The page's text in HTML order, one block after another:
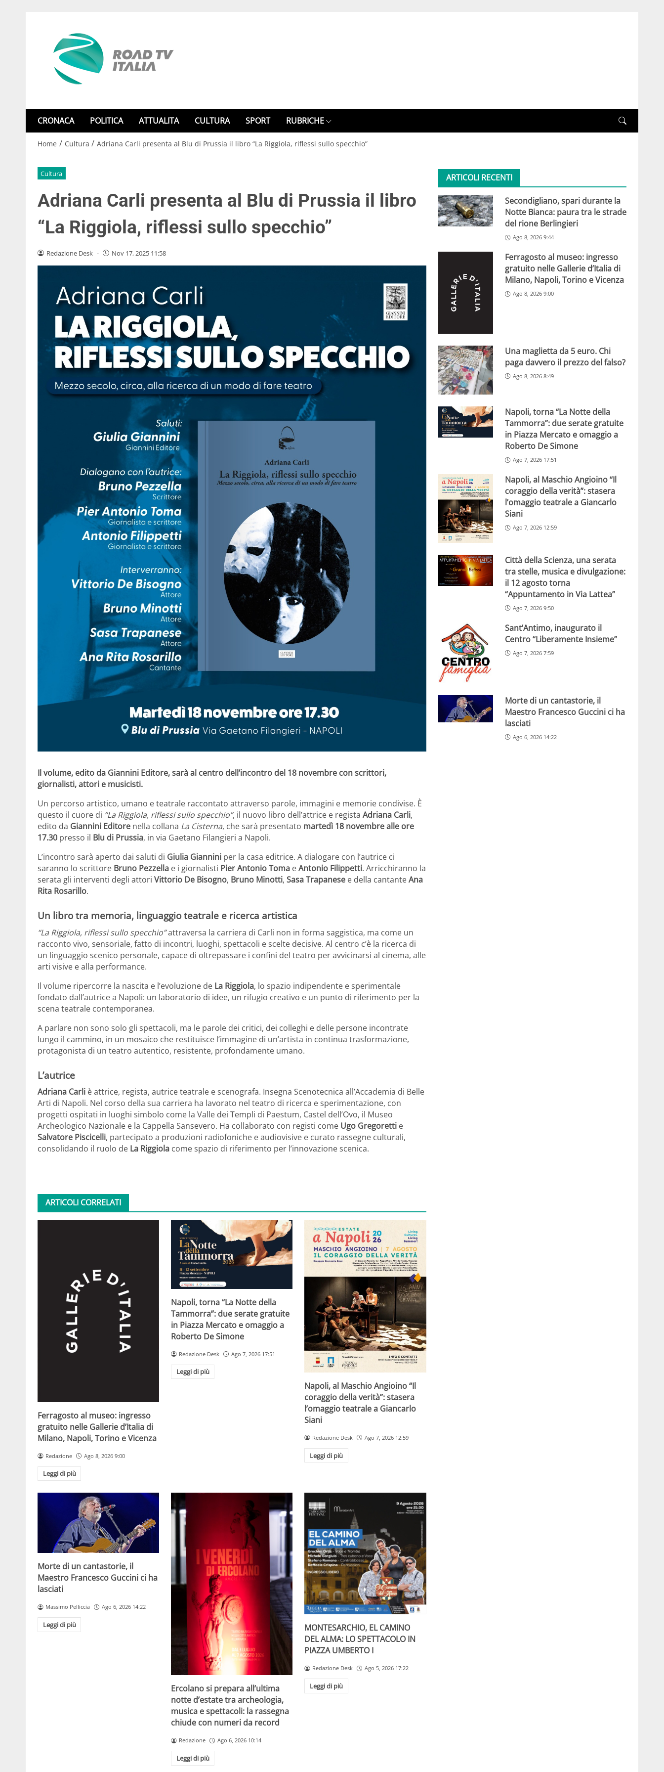
CRONACA POLITICA ATTUALITA CULTURA SPORT RUBRICHE
Home / Cultura / Adriana Carli presenta al Blu di Prussia il libro “La Riggiola, riflessi sullo specchio”
Cultura
Adriana Carli presenta al Blu di Prussia il libro
“La Riggiola, riflessi sullo specchio”
Redazione Desk - Nov 17, 2025 11:58
Il volume, edito da Giannini Editore, sarà al centro dell’incontro del 18 novembre con scrittori,
giornalisti, attori e musicisti.
Un percorso artistico, umano e teatrale raccontato attraverso parole, immagini e memorie condivise. È
questo il cuore di “La Riggiola, riflessi sullo specchio”, il nuovo libro dell’attrice e regista Adriana Carli,
edito da Giannini Editore nella collana La Cisterna, che sarà presentato martedì 18 novembre alle ore
17.30 presso il Blu di Prussia, in via Gaetano Filangieri a Napoli.
L’incontro sarà aperto dai saluti di Giulia Giannini per la casa editrice. A dialogare con l’autrice ci
saranno lo scrittore Bruno Pezzella e i giornalisti Pier Antonio Toma eAntonio Filippetti. Arricchiranno la
serata gli interventi degli attori Vittorio De Bisogno, Bruno Minotti, Sasa Trapanese e della cantanteAna
Rita Rosarillo.
Un libro tra memoria, linguaggio teatrale e ricerca artistica
“La Riggiola, riflessi sullo specchio”attraversa la carriera di Carli non in forma saggistica, ma come un
racconto vivo, sensoriale, fatto di incontri, luoghi, spettacoli e scelte decisive. Al centro c’è la ricerca di
un linguaggio scenico personale, capace di oltrepassare i confini del teatro per avvicinarsi al cinema, alle
arti visive e alla performance.
Il volume ripercorre la nascita e l’evoluzione de La Riggiola, lo spazio indipendente e sperimentale
fondato dall’autrice a Napoli: un laboratorio di idee, un rifugio creativo e un punto di riferimento per la
scena teatrale contemporanea.
A parlare non sono solo gli spettacoli, ma le parole dei critici, dei colleghi e delle persone incontrate
lungo il cammino, in un mosaico che restituisce l’immagine di un’artista in continua trasformazione,
protagonista di un teatro autentico, resistente, profondamente umano.
L’autrice
Adriana Carli è attrice, regista, autrice teatrale e scenografa. Insegna Scenotecnica all’Accademia di Belle
Arti di Napoli. Nel corso della sua carriera ha lavorato nel teatro di ricerca e sperimentazione, con
progetti ospitati in luoghi simbolo come la Valle dei Templi di Paestum, Castel dell’Ovo, il Museo
Archeologico Nazionale e la Cappella Sansevero. Ha collaborato con registi come Ugo Gregoretti e
Salvatore Piscicelli, partecipato a produzioni radiofoniche e audiovisive e curato rassegne culturali,
consolidando il ruolo de La Riggiola come spazio di riferimento per l’innovazione scenica.
ARTICOLI CORRELATI
Ferragosto al museo: ingresso
gratuito nelle Gallerie d’Italia di
Milano, Napoli, Torino e Vicenza
Redazione Ago 8, 2026 9:00
Leggi di più
Napoli, torna “La Notte della
Tammorra”: due serate gratuite
in Piazza Mercato e omaggio a
Roberto De Simone
Redazione Desk Ago 7, 2026 17:51
Leggi di più
Napoli, al Maschio Angioino “Il
coraggio della verità”: stasera
l’omaggio teatrale a Giancarlo
Siani
Redazione Desk Ago 7, 2026 12:59
Leggi di più
Morte di un cantastorie, il
Maestro Francesco Guccini ci ha
lasciati
Massimo Pelliccia Ago 6, 2026 14:22
Leggi di più
Ercolano si prepara all’ultima
notte d’estate tra archeologia,
musica e spettacoli: la rassegna
chiude con numeri da record
Redazione Ago 6, 2026 10:14
Leggi di più
MONTESARCHIO, EL CAMINO
DEL ALMA: LO SPETTACOLO IN
PIAZZA UMBERTO I
Redazione Desk Ago 5, 2026 17:22
Leggi di più
ARTICOLI RECENTI
Secondigliano, spari durante la
Notte Bianca: paura tra le strade
del rione Berlingieri
Ago 8, 2026 9:44
Ferragosto al museo: ingresso
gratuito nelle Gallerie d’Italia di
Milano, Napoli, Torino e Vicenza
Ago 8, 2026 9:00
Una maglietta da 5 euro. Chi
paga davvero il prezzo del falso?
Ago 8, 2026 8:49
Napoli, torna “La Notte della
Tammorra”: due serate gratuite
in Piazza Mercato e omaggio a
Roberto De Simone
Ago 7, 2026 17:51
Napoli, al Maschio Angioino “Il
coraggio della verità”: stasera
l’omaggio teatrale a Giancarlo
Siani
Ago 7, 2026 12:59
Città della Scienza, una serata
tra stelle, musica e divulgazione:
il 12 agosto torna
“Appuntamento in Via Lattea”
Ago 7, 2026 9:50
Sant’Antimo, inaugurato il
Centro “Liberamente Insieme”
Ago 7, 2026 7:59
Morte di un cantastorie, il
Maestro Francesco Guccini ci ha
lasciati
Ago 6, 2026 14:22